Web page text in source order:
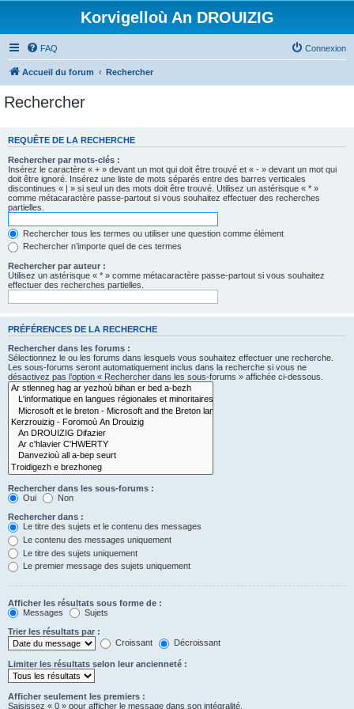
Korvigelloù An DROUIZIG
FAQ Connexion
Accueil du forum Rechercher
Rechercher
REQUÊTE DE LA RECHERCHE
Rechercher par mots-clés :
Insérez le caractère « + » devant un mot qui doit être trouvé et « - » devant un mot qui
doit être ignoré. Insérez une liste de mots séparés entre des barres verticales
discontinues « | » si seul un des mots doit être trouvé. Utilisez un astérisque « * »
comme métacaractère passe-partout si vous souhaitez effectuer des recherches
partielles.
Rechercher tous les termes ou utiliser une question comme élément
Rechercher n’importe quel de ces termes
Rechercher par auteur :
Utilisez un astérisque « * » comme métacaractère passe-partout si vous souhaitez
effectuer des recherches partielles.
PRÉFÉRENCES DE LA RECHERCHE
Rechercher dans les forums :
Sélectionnez le ou les forums dans lesquels vous souhaitez effectuer une recherche.
Les sous-forums seront automatiquement inclus dans la recherche si vous ne
désactivez pas l’option « Rechercher dans les sous-forums » affichée ci-dessous.
Rechercher dans les sous-forums :
Oui
Non
Rechercher dans :
Le titre des sujets et le contenu des messages
Le contenu des messages uniquement
Le titre des sujets uniquement
Le premier message des sujets uniquement
Afficher les résultats sous forme de :
Messages
Sujets
Trier les résultats par :
Croissant
Décroissant
Limiter les résultats selon leur ancienneté :
Afficher seulement les premiers :
Saisissez « 0 » pour afficher le message dans son intégralité.